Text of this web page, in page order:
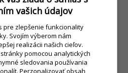
VX 520
tlačiareň a platobný
v jednom (jednotlivé
vašich údajov
pre zlepšenie funkcionality
Svojím výberom nám
realizácii našich cieľov.
pomocou analytických
sledovania používania
Perzonalizovať obsah